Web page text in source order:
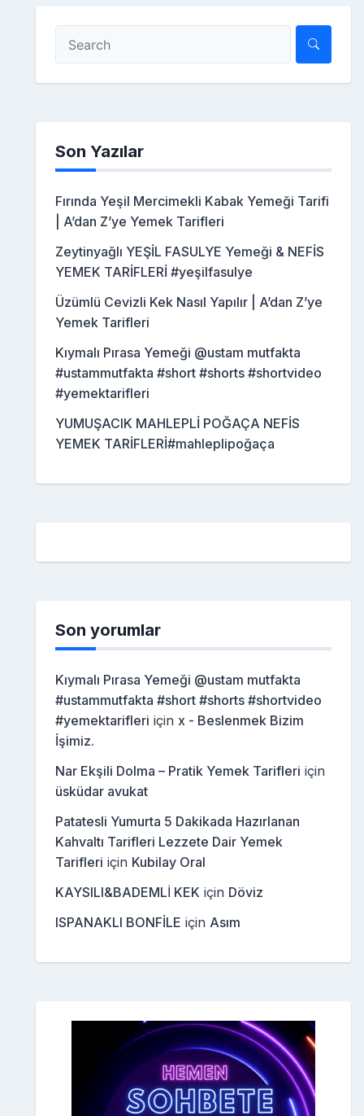
Son Yazılar
Fırında Yeşil Mercimekli Kabak Yemeği Tarifi
| A’dan Z’ye Yemek Tarifleri
Zeytinyağlı YEŞİL FASULYE Yemeği & NEFİS
YEMEK TARİFLERİ #yeşilfasulye
Üzümlü Cevizli Kek Nasıl Yapılır | A’dan Z’ye
Yemek Tarifleri
Kıymalı Pırasa Yemeği @ustam mutfakta
#ustammutfakta #short #shorts #shortvideo
#yemektarifleri
YUMUŞACIK MAHLEPLİ POĞAÇA NEFİS
YEMEK TARİFLERİ#mahleplipoğaça
Son yorumlar
Kıymalı Pırasa Yemeği @ustam mutfakta
#ustammutfakta #short #shorts #shortvideo
#yemektarifleri için x - Beslenmek Bizim
İşimiz.
Nar Ekşili Dolma – Pratik Yemek Tarifleri için
üsküdar avukat
Patatesli Yumurta 5 Dakikada Hazırlanan
Kahvaltı Tarifleri Lezzete Dair Yemek
Tarifleri için Kubilay Oral
KAYSILI&BADEMLİ KEK için Döviz
ISPANAKLI BONFİLE için Asım